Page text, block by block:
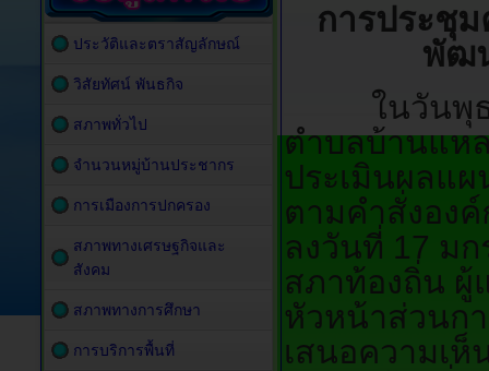
การประชุ
พัฒ
ในวันพุธที่
ตำบลบ้านแห
ประเมินผลแ
ตามคำสั่งอง
ลงวันที่ 17 ม
สภาท้องถิ่น ผู้
หัวหน้าส่วนก
เสนอความเ
ประวัติและตราสัญลักษณ์
วิสัยทัศน์ พันธกิจ
สภาพทั่วไป
จำนวนหมู่บ้านประชากร
การเมืองการปกครอง
สภาพทางเศรษฐกิจและ
สังคม
สภาพทางการศึกษา
การบริการพื้นที่